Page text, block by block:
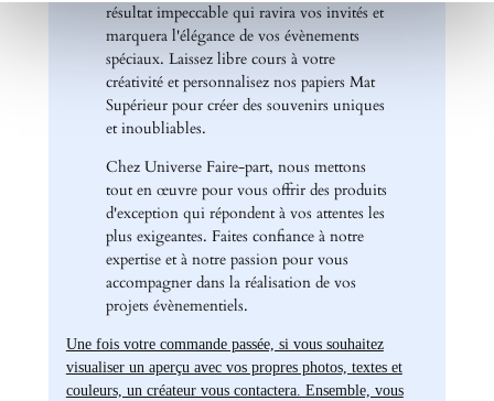
résultat impeccable qui ravira vos invités et
marquera l'élégance de vos évènements
spéciaux. Laissez libre cours à votre
créativité et personnalisez nos papiers Mat
Supérieur pour créer des souvenirs uniques
et inoubliables.
Chez Universe Faire-part, nous mettons
tout en œuvre pour vous offrir des produits
d'exception qui répondent à vos attentes les
plus exigeantes. Faites confiance à notre
expertise et à notre passion pour vous
accompagner dans la réalisation de vos
projets évènementiels.
Une fois votre commande passée, si vous souhaitez
visualiser un aperçu avec vos propres photos, textes et
couleurs, un créateur vous contactera. Ensemble, vous